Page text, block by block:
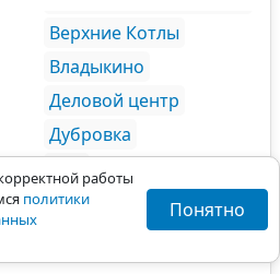
работы
политики
Понятно
Верхние Котлы
Владыкино
Деловой центр
Дубровка
ЗИЛ
Зорге